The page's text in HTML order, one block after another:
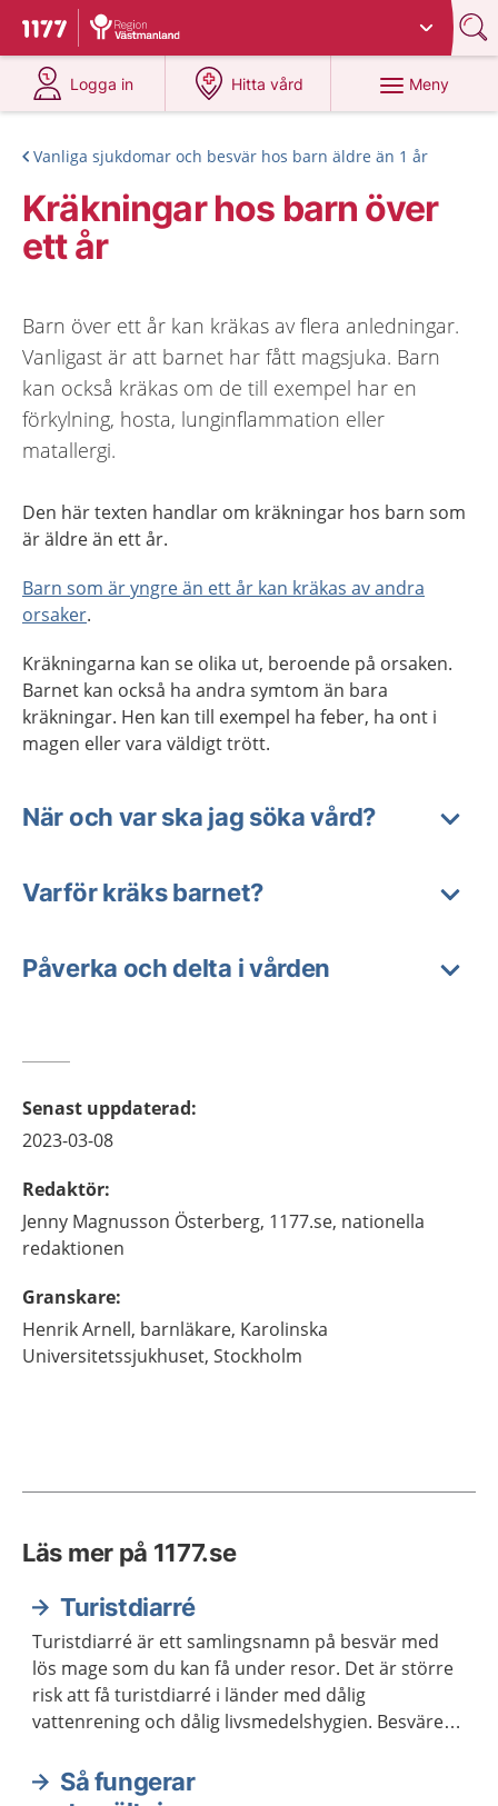
Till startsidan för 1177
Du har valt region
Logga in
på 1177.se
Hitta vård
på 1177.se
Meny
Vanliga sjukdomar och besvär hos barn äldre än 1 år
Kräkningar hos barn över
ett år
Barn över ett år kan kräkas av flera anledningar.
Vanligast är att barnet har fått magsjuka. Barn
kan också kräkas om de till exempel har en
förkylning, hosta, lunginflammation eller
matallergi.
Den här texten handlar om kräkningar hos barn som
är äldre än ett år.
Barn som är yngre än ett år kan kräkas av andra
orsaker.
Kräkningarna kan se olika ut, beroende på orsaken.
Barnet kan också ha andra symtom än bara
kräkningar. Hen kan till exempel ha feber, ha ont i
magen eller vara väldigt trött.
När och var ska jag söka vård?
Varför kräks barnet?
Påverka och delta i vården
Senast uppdaterad:
2023-03-08
Redaktör:
Jenny Magnusson Österberg, 1177.se, nationella
redaktionen
Granskare:
HenrikArnell, barnläkare, Karolinska
Universitetssjukhuset, Stockholm
Läs mer på 1177.se
Turistdiarré
Turistdiarré är ett samlingsnamn på besvär med
lös mage som du kan få under resor. Det är större
risk att få turistdiarré i länder med dålig
vattenrening och dålig livsmedelshygien. Besvären
Så fungerar